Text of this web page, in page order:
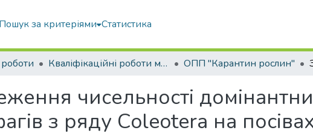
Пошук за критеріями Статистика
роботи Кваліфікаційні роботи магістрів ОПП "Карантин рослин"
чисельності
з ряду Coleotera на